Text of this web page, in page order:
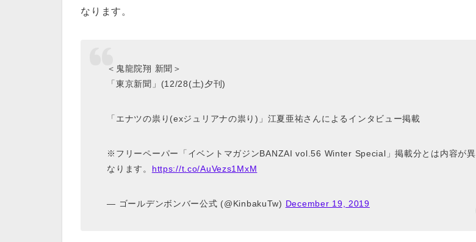
なります。
＜鬼龍院翔 新聞＞
「東京新聞」(12/28(土)夕刊)
「エナツの祟り(exジュリアナの祟り)」江夏亜祐さんによるインタビュー掲載
※フリーペーパー「イベントマガジンBANZAI vol.56 Winter Special」掲載分とは内容が異
なります。 https://t.co/AuVezs1MxM
— ゴールデンボンバー公式 (@KinbakuTw) December 19, 2019